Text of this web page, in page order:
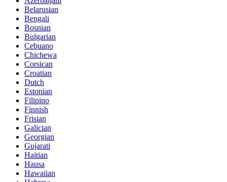
Belarusian
Bengali
Bosnian
Bulgarian
Cebuano
Chichewa
Corsican
Croatian
Dutch
Estonian
Filipino
Finnish
Frisian
Galician
Georgian
Gujarati
Haitian
Hausa
Hawaiian